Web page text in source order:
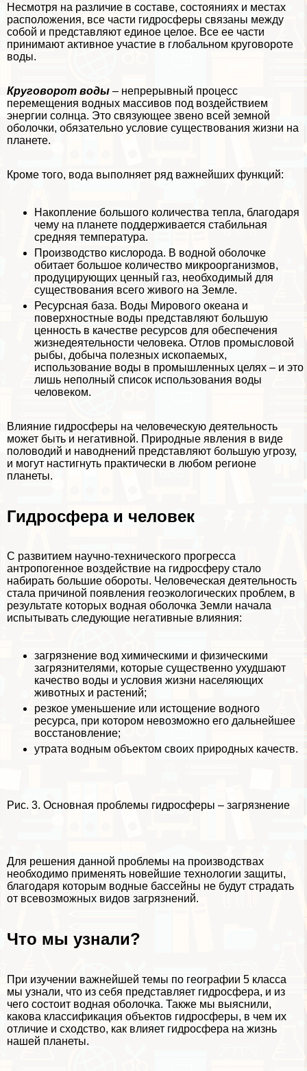
Несмотря на различие в составе, состояниях и местах
расположения, все части гидросферы связаны между
собой и представляют единое целое. Все ее части
принимают активное участие в глобальном круговороте
воды.
Круговорот воды – непрерывный процесс
перемещения водных массивов под воздействием
энергии солнца. Это связующее звено всей земной
оболочки, обязательно условие существования жизни на
планете.
Кроме того, вода выполняет ряд важнейших функций:
Накопление большого количества тепла, благодаря
чему на планете поддерживается стабильная
средняя температура.
Производство кислорода. В водной оболочке
обитает большое количество микроорганизмов,
продуцирующих ценный газ, необходимый для
существования всего живого на Земле.
Ресурсная база. Воды Мирового океана и
поверхностные воды представляют большую
ценность в качестве ресурсов для обеспечения
жизнедеятельности человека. Отлов промысловой
рыбы, добыча полезных ископаемых,
использование воды в промышленных целях – и это
лишь неполный список использования воды
человеком.
Влияние гидросферы на человеческую деятельность
может быть и негативной. Природные явления в виде
пoлoвoдий и наводнений представляют большую угрозу,
и могут настигнуть пpaктически в любом регионе
планеты.
Гидросфера и человек
С развитием научно-технического прогресса
антропогенное воздействие на гидросферу стало
набирать большие обороты. Человеческая деятельность
стала причиной появления геоэкологических проблем, в
результате которых водная оболочка Земли начала
испытывать следующие негативные влияния:
загрязнение вод химическими и физическими
загрязнителями, которые существенно ухудшают
качество воды и условия жизни населяющих
животных и растений;
резкое уменьшение или истощение водного
ресурса, при котором невозможно его дальнейшее
восстановление;
утрата водным объектом своих природных качеств.
Рис. 3. Основная проблемы гидросферы – загрязнение
Для решения данной проблемы на производствах
необходимо применять новейшие технологии защиты,
благодаря которым водные бассейны не будут страдать
от всевозможных видов загрязнений.
Что мы узнали?
При изучении важнейшей темы по географии 5 класса
мы узнали, что из себя представляет гидросфера, и из
чего состоит водная оболочка. Также мы выяснили,
какова классификация объектов гидросферы, в чем их
отличие и сходство, как влияет гидросфера на жизнь
нашей планеты.